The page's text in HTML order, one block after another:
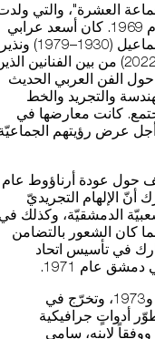
العشرة"، والتي
فكرتها عام 1965 وأقيم أول معرض لها عام 1969. كان أسعد عرابي
(1941–) وغياث الأخرس (1937–) ونعيم إسماعيل (1930–1979) ونذير
نبعة (1938–2016) وإلياس الزيات (1935–2022) من بين الفنانين
الفن العربي الحديث
والتجريد والخط
كانت معارضها في
عرض رؤيتهم
حول عودة أرناؤوط عام
أنّ الإلهام التجريديّ
الدمشقيّة، وكذلك
كان الشعور بالتضامن
في تأسيس اتحاد
عام 1971.
درس أرناؤوط في باريس بين عامي 1971 و1973، وتخرّج في
أدواتٍ جرافيكية
لابنه، سامي